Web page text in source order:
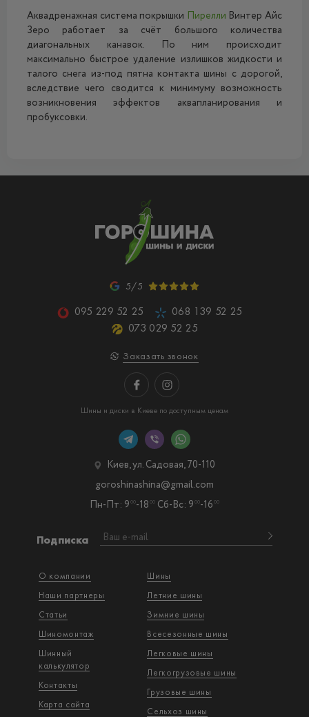
Аквадренажная система покрышки Пирелли Винтер Айс
Зеро работает за счёт большого количества
диагональных канавок. По ним происходит
максимально быстрое удаление излишков жидкости и
талого снега из-под пятна контакта шины с дорогой,
вследствие чего сводится к минимуму возможность
возникновения эффектов аквапланирования и
пробуксовки.
5/5
095 229 52 25
068 139 52 25
073 029 52 25
Заказать звонок
Шины и диски в Киеве по доступным ценам
О компании
Наши партнеры
Статьи
Шиномонтаж
Шинный
калькулятор
Контакты
Карта сайта
Шины
Летние шины
Зимние шины
Всесезонные шины
Легковые шины
Легкогрузовые шины
Грузовые шины
Сельхоз шины
Подписка
Киев, ул. Садовая, 70-110
Пн-Пт: 9 00-18 00 Сб-Вс: 9 00-16 00
goroshinashina@gmail.com